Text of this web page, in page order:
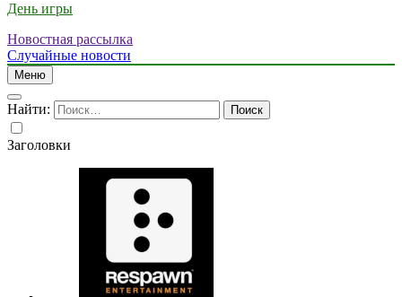
День игры
Новостная рассылка
Случайные новости
Меню
Найти:
Заголовки